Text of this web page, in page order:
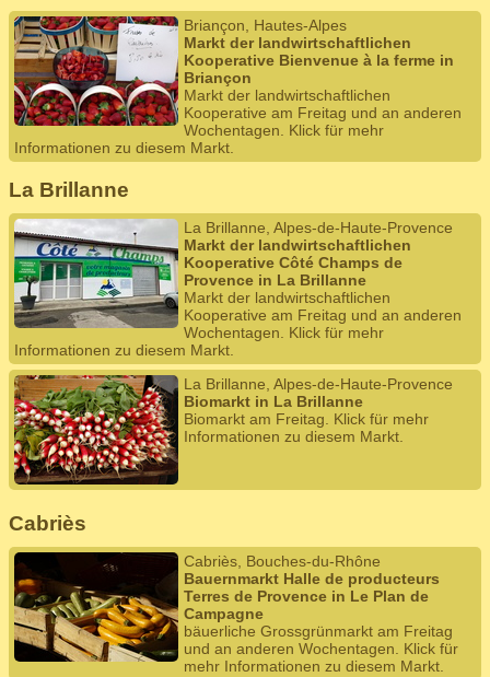
Briançon, Hautes-Alpes
Markt der landwirtschaftlichen
Kooperative Bienvenue à la ferme in
Briançon
Markt der landwirtschaftlichen
Kooperative am Freitag und an anderen
Wochentagen. Klick für mehr
Informationen zu diesem Markt.
La Brillanne
La Brillanne, Alpes-de-Haute-Provence
Markt der landwirtschaftlichen
Kooperative Côté Champs de
Provence in La Brillanne
Markt der landwirtschaftlichen
Kooperative am Freitag und an anderen
Wochentagen. Klick für mehr
Informationen zu diesem Markt.
La Brillanne, Alpes-de-Haute-Provence
Biomarkt in La Brillanne
Biomarkt am Freitag. Klick für mehr
Informationen zu diesem Markt.
Cabriès
Cabriès, Bouches-du-Rhône
Bauernmarkt Halle de producteurs
Terres de Provence in Le Plan de
Campagne
bäuerliche Grossgrünmarkt am Freitag
und an anderen Wochentagen. Klick für
mehr Informationen zu diesem Markt.